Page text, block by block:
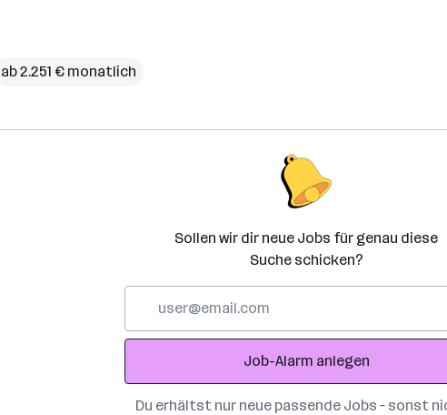
ab 2.251 € monatlich
Sollen wir dir neue Jobs für genau diese
Suche schicken?
Adresse
Job-Alarm anlegen
Du erhältst nur neue passende Jobs – sonst